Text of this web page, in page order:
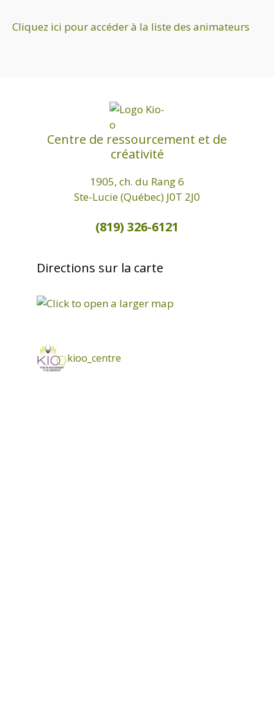
Cliquez ici pour accéder à la liste des animateurs
Centre de ressourcement et de
créativité
1905, ch. du Rang 6
Ste-Lucie (Québec) J0T 2J0
(819) 326-6121
Directions sur la carte
kioo_centre